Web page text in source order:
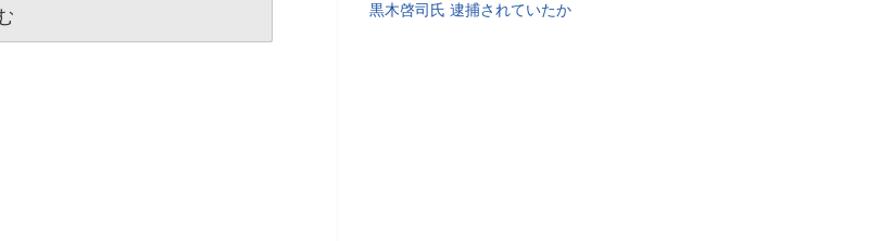
黒木啓司氏 逮捕されていたか